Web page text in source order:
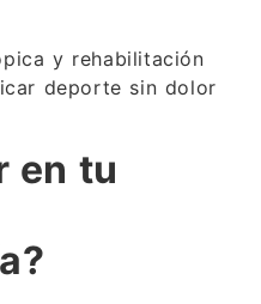
y rehabilitación
deporte sin dolor
en tu